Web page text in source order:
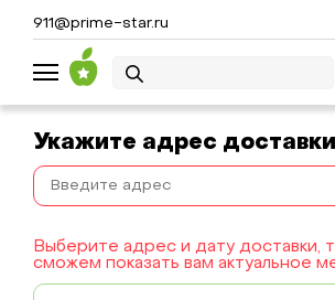
911@prime-star.ru
Укажите адрес доставки
Выберите адрес и дату доставки,
сможем показать вам актуальное